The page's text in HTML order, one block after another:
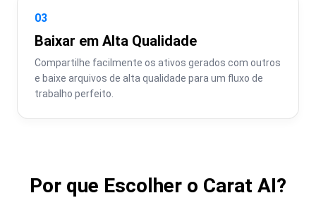
03
Baixar em Alta Qualidade
Compartilhe facilmente os ativos gerados com outros
e baixe arquivos de alta qualidade para um fluxo de
trabalho perfeito.
Por que Escolher o Carat AI?